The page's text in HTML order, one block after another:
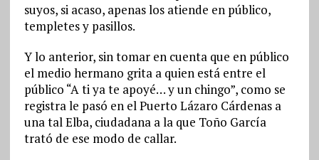
suyos, si acaso, apenas los atiende en público,
templetes y pasillos.
Y lo anterior, sin tomar en cuenta que en público
el medio hermano grita a quien está entre el
público “A ti ya te apoyé… y un chingo”, como se
registra le pasó en el Puerto Lázaro Cárdenas a
una tal Elba, ciudadana a la que Toño García
trató de ese modo de callar.